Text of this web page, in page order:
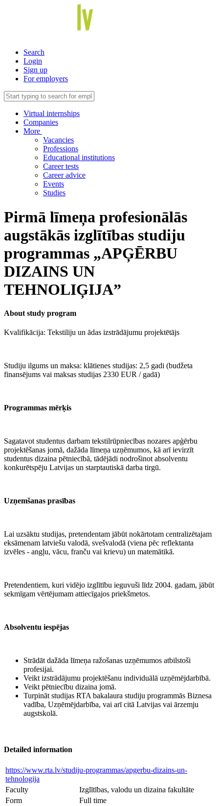
Search
Login
Sign up
For employers
Virtual internships
Companies
More
Vacancies
Professions
Educational institutions
Career tests
Career advice
Events
Studies
Pirmā līmeņa profesionālās
augstākās izglītības studiju
programmas „APĢĒRBU
DIZAINS UN
TEHNOLIĢIJA”
About study program
Kvalifikācija: Tekstiliju un ādas izstrādājumu projektētājs
Studiju ilgums un maksa: klātienes studijas: 2,5 gadi (budžeta
finansējums vai maksas studijas 2330 EUR / gadā)
Programmas mērķis
Sagatavot studentus darbam tekstilrūpniecības nozares apģērbu
projektēšanas jomā, dažāda līmeņa uzņēmumos, kā arī ievirzīt
studentus dizaina pētniecībā, tādējādi nodrošinot absolventu
konkurētspēju Latvijas un starptautiskā darba tirgū.
Uzņemšanas prasības
Lai uzsāktu studijas, pretendentam jābūt nokārtotam centralizētajam
eksāmenam latviešu valodā, svešvalodā (viena pēc reflektanta
izvēles - angļu, vācu, franču vai krievu) un matemātikā.
Pretendentiem, kuri vidējo izglītību ieguvuši līdz 2004. gadam, jābūt
sekmīgam vērtējumam attiecīgajos priekšmetos.
Absolventu iespējas
Strādāt dažāda līmeņa ražošanas uzņēmumos atbilstoši
profesijai.
Veikt izstrādājumu projektēšanu individuālā uzņēmējdarbībā.
Veikt pētniecību dizaina jomā.
Turpināt studijas RTA bakalaura studiju programmās Biznesa
vadība, Uzņēmējdarbība, vai arī citā Latvijas vai ārzemju
augstskolā.
Detailed information
https://www.rta.lv/studiju-programmas/apgerbu-dizains-un-
tehnologija
Faculty
Izglītības, valodu un dizaina fakultāte
Form
Full time